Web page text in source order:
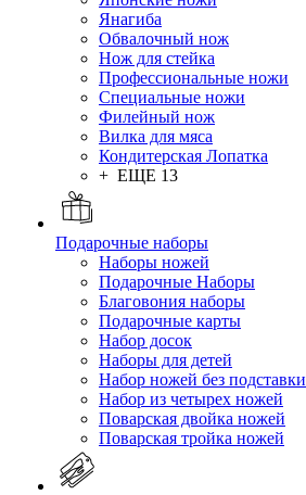
Янагиба
Обвалочный нож
Нож для стейка
Профессиональные ножи
Специальные ножи
Филейный нож
Вилка для мяса
Кондитерская Лопатка
+ ЕЩЕ 13
Подарочные наборы
Наборы ножей
Подарочные Наборы
Благовония наборы
Подарочные карты
Набор досок
Наборы для детей
Набор ножей без подставки
Набор из четырех ножей
Поварская двойка ножей
Поварская тройка ножей